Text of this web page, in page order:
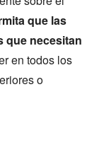
que las
que necesitan
en todos los
o